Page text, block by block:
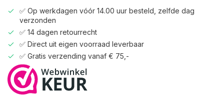
✅ Op werkdagen vóór 14.00 uur besteld, zelfde dag
verzonden
✅ 14 dagen retourrecht
✅ Direct uit eigen voorraad leverbaar
✅ Gratis verzending vanaf € 75,-